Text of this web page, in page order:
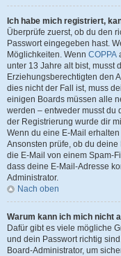
Ich habe mich registriert,
Überprüfe zuerst, ob du den
Passwort eingegeben hast.
Möglichkeiten. Wenn COPPA
unter 13 Jahre alt bist, musst
Erziehungsberechtigten den
dies nicht der Fall ist, muss
einigen Boards müssen alle
werden – entweder musst du
der Registrierung wurde dir
Wenn du eine E-Mail
Ansonsten prüfe, ob du
die E-Mail von einem Spam-
dass deine E-Mail-Adresse
Administrator.
Nach oben
Warum kann ich mich nicht
Dafür gibt es viele mögliche
und dein Passwort richtig
Board-Administrator, um